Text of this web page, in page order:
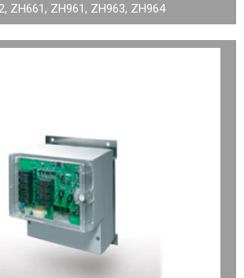
ZH661, ZH961, ZH963, ZH964